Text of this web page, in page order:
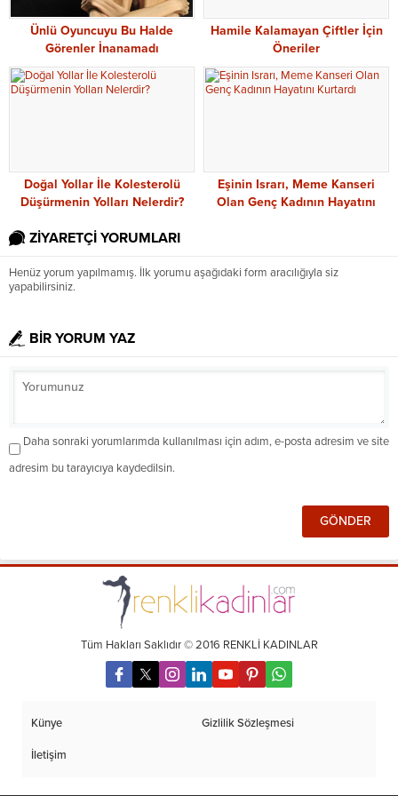
Ünlü Oyuncuyu Bu Halde
Görenler İnanamadı
Hamile Kalamayan Çiftler İçin
Öneriler
Doğal Yollar İle Kolesterolü
Düşürmenin Yolları Nelerdir?
Eşinin Israrı, Meme Kanseri
Olan Genç Kadının Hayatını
ZİYARETÇİ YORUMLARI
Henüz yorum yapılmamış. İlk yorumu aşağıdaki form aracılığıyla siz
yapabilirsiniz.
BİR YORUM YAZ
Daha sonraki yorumlarımda kullanılması için adım, e-posta adresim ve site
adresim bu tarayıcıya kaydedilsin.
Tüm Hakları Saklıdır © 2016 RENKLİ KADINLAR
Künye Gizlilik Sözleşmesi
İletişim